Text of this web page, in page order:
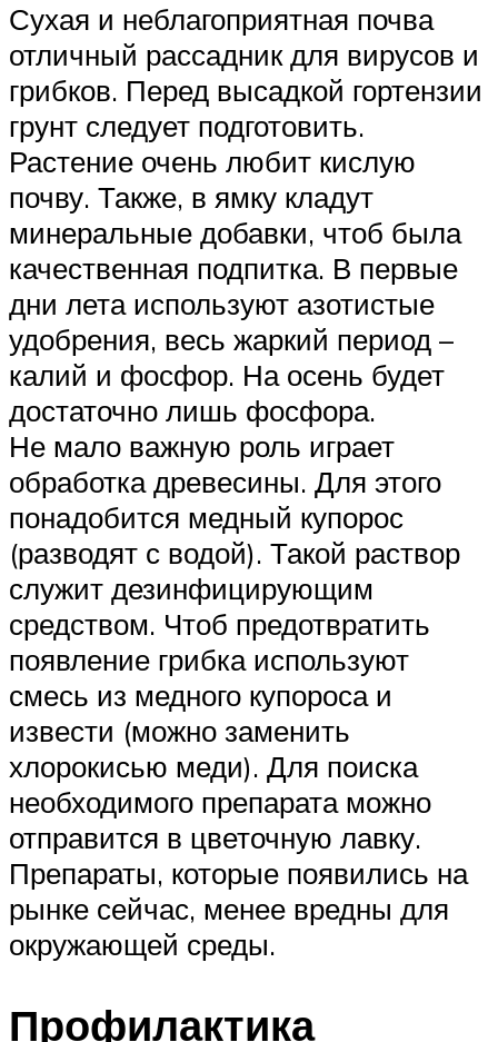
Сухая и неблагоприятная почва
отличный рассадник для вирусов и
грибков. Перед высадкой гортензии
грунт следует подготовить.
Растение очень любит кислую
почву. Также, в ямку кладут
минеральные добавки, чтоб была
качественная подпитка. В первые
дни лета используют азотистые
удобрения, весь жаркий период –
калий и фосфор. На осень будет
достаточно лишь фосфора.
Не мало важную роль играет
обработка древесины. Для этого
понадобится медный купорос
(разводят с водой). Такой раствор
служит дезинфицирующим
средством. Чтоб предотвратить
появление грибка используют
смесь из медного купороса и
извести (можно заменить
хлорокисью меди). Для поиска
необходимого препарата можно
отправится в цветочную лавку.
Препараты, которые появились на
рынке сейчас, менее вредны для
окружающей среды.
Профилактика